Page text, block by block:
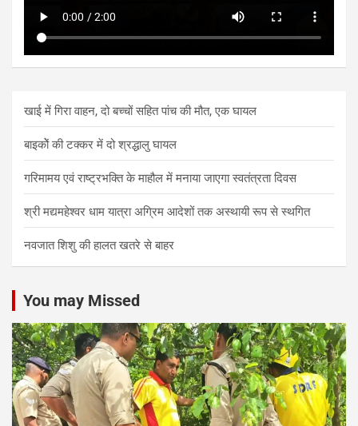
खाई में गिरा वाहन, दो बच्चों सहित पांच की मौत, एक घायल
बाइकोें की टक्कर में दो श्रद्धालु घायल
गरिमामय एवं राष्ट्रभक्ति के माहौल में मनाया जाएगा स्वतंत्रता दिवस
श्री मद्यमहेश्वर धाम यात्रा अग्रिम आदेशों तक अस्थायी रूप से स्थगित
नवजात शिशु की हालत खतरे से बाहर
You may Missed